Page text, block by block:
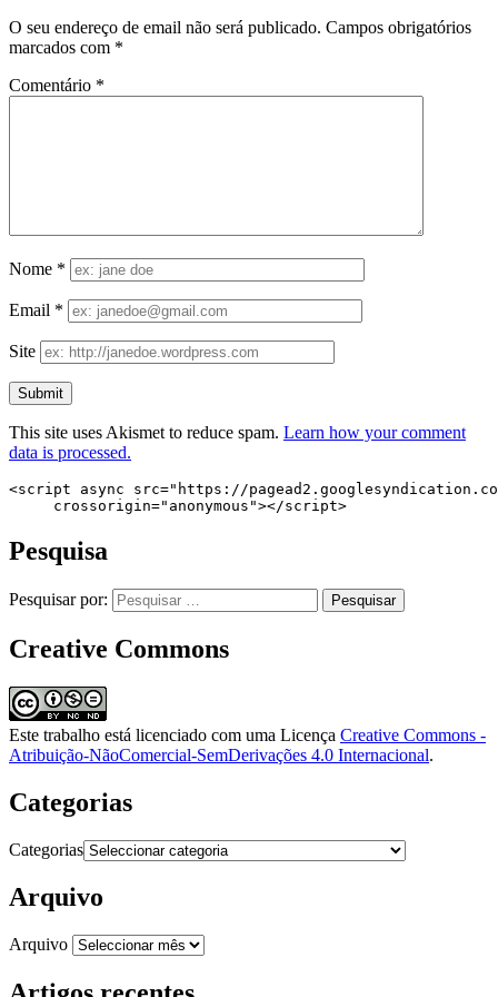
O seu endereço de email não será publicado. Campos obrigatórios
marcados com *
Comentário *
Nome *
Email *
Site
This site uses Akismet to reduce spam. Learn how your comment
data is processed.
<script async src="https://
     crossorigin="anonymous"></script>
Pesquisa
Pesquisar por:
Creative Commons
Este trabalho está licenciado com uma Licença Creative Commons -
Atribuição-NãoComercial-SemDerivações 4.0 Internacional.
Categorias
Categorias
Arquivo
Arquivo